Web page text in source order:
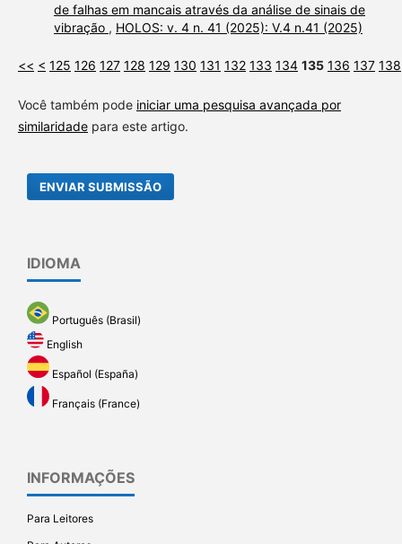
de falhas em mancais através da análise de sinais de
vibração , HOLOS: v. 4 n. 41 (2025): V.4 n.41 (2025)
<< < 125 126 127 128 129 130 131 132 133 134 135 136 137 138
Você também pode iniciar uma pesquisa avançada por
similaridadepara este artigo.
ENVIAR SUBMISSÃO
IDIOMA
Português (Brasil)
English
Español (España)
Français (France)
INFORMAÇÕES
Para Leitores